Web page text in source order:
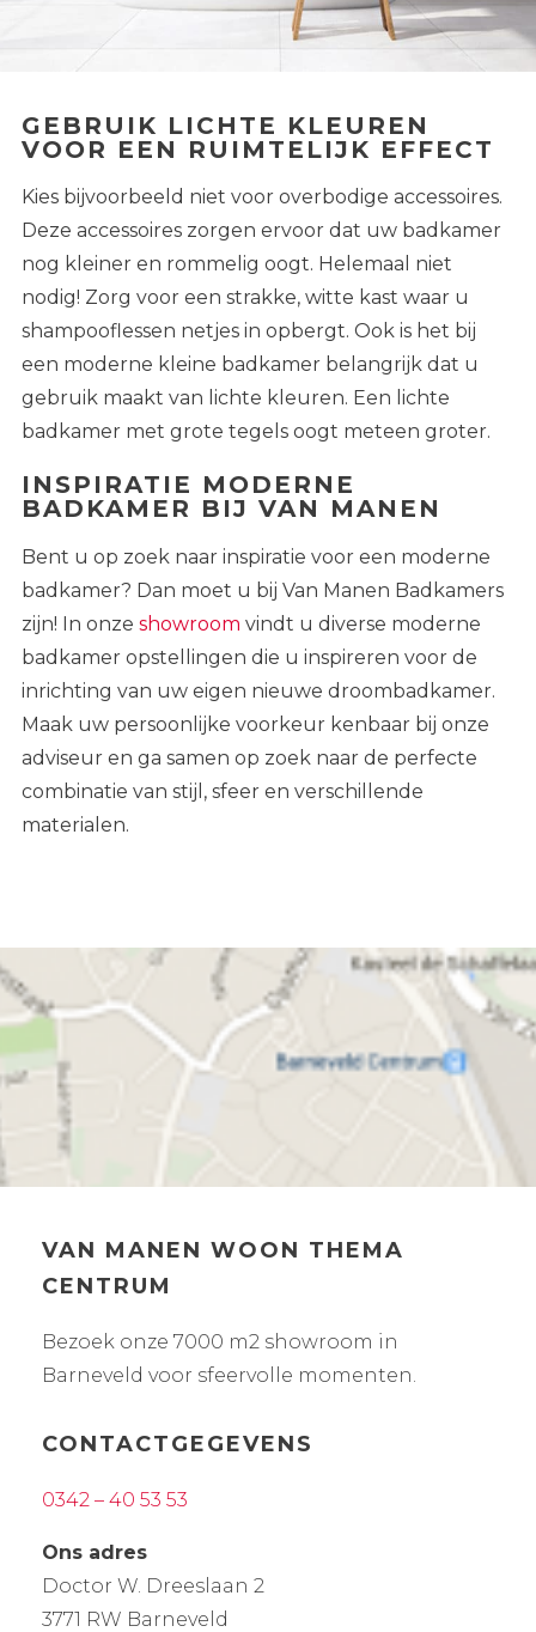
GEBRUIK LICHTE KLEUREN
VOOR EEN RUIMTELIJK EFFECT
Kies bijvoorbeeld niet voor overbodige accessoires.
Deze accessoires zorgen ervoor dat uw badkamer
nog kleiner en rommelig oogt. Helemaal niet
nodig! Zorg voor een strakke, witte kast waar u
shampooflessen netjes in opbergt. Ook is het bij
een moderne kleine badkamer belangrijk dat u
gebruik maakt van lichte kleuren. Een lichte
badkamer met grote tegelsoogt meteen groter.
INSPIRATIE MODERNE
BADKAMER BIJ VAN MANEN
Bent u op zoek naar inspiratie voor een moderne
badkamer? Dan moet u bij Van Manen Badkamers
zijn! In onze showroom vindt u diverse moderne
badkamer opstellingen die u inspireren voor de
inrichting van uw eigen nieuwe droombadkamer.
Maak uw persoonlijke voorkeur kenbaar bij onze
adviseur en ga samen op zoek naar de perfecte
combinatie van stijl, sfeer en verschillende
materialen.
VAN MANEN WOON THEMA
CENTRUM
Bezoek onze 7000 m2 showroom in
Barneveld voor sfeervolle momenten.
CONTACTGEGEVENS
0342 – 40 53 53
Ons adres
Doctor W. Dreeslaan 2
3771 RW Barneveld